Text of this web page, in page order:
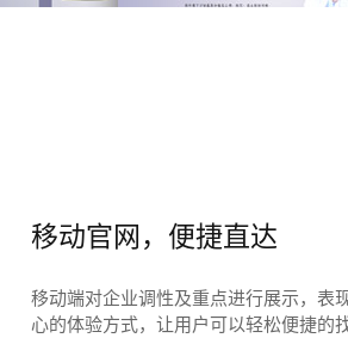
移动官网，便捷直达
移动端对企业调性及重点进行展示，表
心的体验方式，让用户可以轻松便捷的